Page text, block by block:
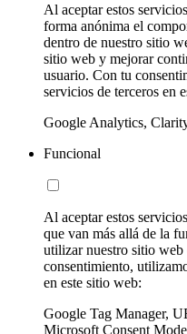
Al aceptar estos
forma anónima el
dentro de nuestro sitio
sitio web y mejorar
usuario. Con tu
servicios de terceros en
Google Analytics,
Funcional
Al aceptar estos
que van más allá de la
utilizar nuestro sitio
consentimiento,
en este sitio web:
Google Tag Manager,
Microsoft Consent